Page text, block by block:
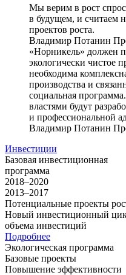
Мы верим в рост
в будущем, и считаем
проектов роста.
Владимир Потанин
«Норникель» должен
экологически чистое
необходима
производства и
социальная
властями будут
и профессиональной
Владимир Потанин
Инвестиции
Базовая инвестиционная
программа
2018–2020
2013–2017
Потенциальные проекты
Новый инвестиционный
объема инвестиций
Подробнее
Экологическая программа
Базовые проекты
Повышение эффективности